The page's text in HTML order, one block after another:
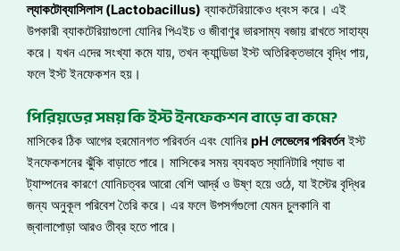
ল্যাকটোব্যাসিলাস (Lactobacillus) ব্যাকটেরিয়াকেও ধ্বংস করে। এই
উপকারী ব্যাকটেরিয়াগুলো যোনির পিএইচ ও জীবাণুর ভারসাম্য বজায় রাখতে সাহায্য
করে। যখন এদের সংখ্যা কমে যায়, তখন ক্যান্ডিডা ইস্ট অতিরিক্তভাবে বৃদ্ধি পায়,
ফলে ইস্ট ইনফেকশন হয়।
পিরিয়ডের সময় কি ইস্ট ইনফেকশন বাড়ে বা কমে?
মাসিকের ঠিক আগের হরমোনগত পরিবর্তন এবং যোনির pH লেভেলের পরিবর্তনইস্ট
ইনফেকশনের ঝুঁকি বাড়াতে পারে। মাসিকের সময় ব্যবহৃত স্যানিটারি প্যাড বা
ট্যাম্পনের কারণে যোনিচত্বর আরো বেশি আর্দ্র ও উষ্ণ হয়ে ওঠে, যা ইস্টের বৃদ্ধির
জন্য অনুকূল পরিবেশ তৈরি করে। এর ফলে উপসর্গগুলো যেমন চুলকানি বা
জ্বালাপোড়া আরও তীব্র হতে পারে।